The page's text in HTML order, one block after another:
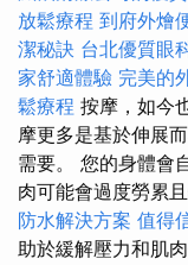
放鬆療程 到府外燴
潔秘訣 台北優質眼
家舒適體驗 完美的
鬆療程 按摩，如今
摩更多是基於伸展
需要。 您的身體會
肉可能會過度勞累
防水解決方案 值得
助於緩解壓力和肌